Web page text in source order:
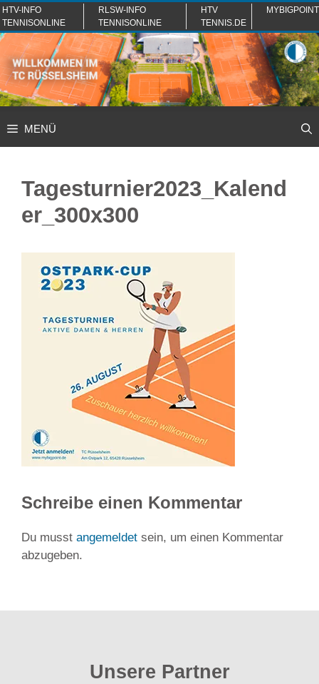
Zum
Inhalt
springen
HTV-INFO
TENNISONLINE
RLSW-INFO
TENNISONLINE
HTV
TENNIS.DE
MYBIGPOINT
MENÜ
Tagesturnier2023_Kalend
er_300x300
Schreibe einen Kommentar
Du musst angemeldet sein, um einen Kommentar
abzugeben.
Unsere Partner